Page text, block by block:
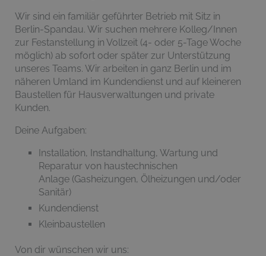
Wir sind ein familiär geführter Betrieb mit Sitz in
Berlin-Spandau. Wir suchen mehrere Kolleg/Innen
zur Festanstellung in Vollzeit (4- oder 5-Tage Woche
möglich) ab sofort oder später zur Unterstützung
unseres Teams. Wir arbeiten in ganz Berlin und im
näheren Umland im Kundendienst und auf kleineren
Baustellen für Hausverwaltungen und private
Kunden.
Deine Aufgaben:
Installation, Instandhaltung, Wartung und
Reparatur von haustechnischen
Anlage (Gasheizungen, Ölheizungen und/oder
Sanitär)
Kundendienst
Kleinbaustellen
Von dir wünschen wir uns: